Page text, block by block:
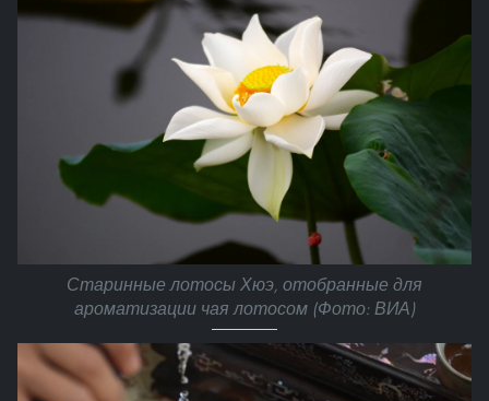
Старинные лотосы Хюэ, отобранные для
ароматизации чая лотосом (Фото: ВИА)